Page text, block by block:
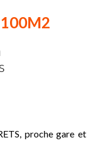
proche gare et